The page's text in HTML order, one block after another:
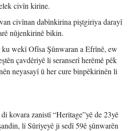
civîn kirine.
civînan dabînkirina piştgiriya darayî
nûjenkirinê bikin.
wekî Ofîsa Şûnwaran a Efrînê, ew
çavdêriyê li seranserî herêmê pêk
neyasayî û her cure binpêkirinên li
kovara zanistî “Heritage”yê de 23yê
li Sûriyeyê ji sedî 59ê şûnwarên